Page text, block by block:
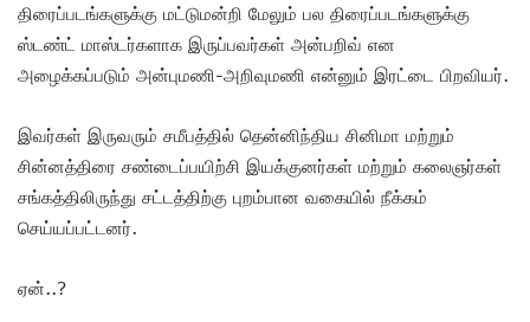
திரைப்படங்களுக்கு மட்டுமன்றி மேலும் பல திரைப்படங்களுக்கு
ஸ்டண்ட் மாஸ்டர்களாக இருப்பவர்கள் அன்பறிவ் என
அழைக்கப்படும் அன்புமணி-அறிவுமணி என்னும் இரட்டை பிறவியர்.
இவர்கள் இருவரும் சமீபத்தில் தென்னிந்திய சினிமா மற்றும்
சின்னத்திரை சண்டைப்பயிற்சி இயக்குனர்கள் மற்றும் கலைஞர்கள்
சங்கத்திலிருந்து சட்டத்திற்கு புறம்பான வகையில் நீக்கம்
செய்யப்பட்டனர்.
ஏன்..?